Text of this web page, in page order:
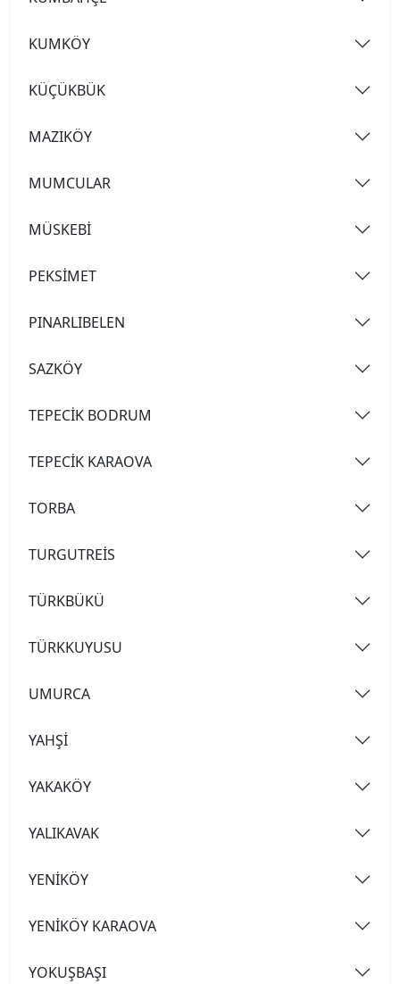
KUMKÖY
KÜÇÜKBÜK
MAZIKÖY
MUMCULAR
MÜSKEBİ
PEKSİMET
PINARLIBELEN
SAZKÖY
TEPECİK BODRUM
TEPECİK KARAOVA
TORBA
TURGUTREİS
TÜRKBÜKÜ
TÜRKKUYUSU
UMURCA
YAHŞİ
YAKAKÖY
YALIKAVAK
YENİKÖY
YENİKÖY KARAOVA
YOKUŞBAŞI